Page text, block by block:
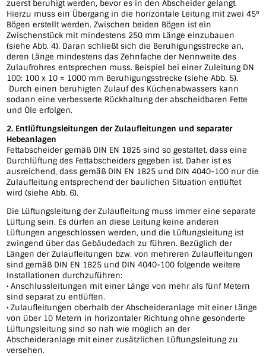
zuerst beruhigt werden, bevor es in den Abscheider gelangt.
Hierzu muss ein Übergang in die horizontale Leitung mit zwei 45°
Bögen erstellt werden. Zwischen beiden Bögen ist ein
Zwischenstück mit mindestens 250 mm Länge einzubauen
(siehe Abb. 4). Daran schließt sich die Beruhigungsstrecke an,
deren Länge mindestens das Zehnfache der Nennweite des
Zulaufrohres entsprechen muss. Beispiel bei einer Zuleitung DN
100: 100 x 10 = 1000 mm Beruhigungsstrecke (siehe Abb. 5).
Durch einen beruhigten Zulauf des Küchenabwassers kann
sodann eine verbesserte Rückhaltung der abscheidbaren Fette
und Öle erfolgen.
2. Entlüftungsleitungen der Zulaufleitungen und separater
Hebeanlagen
Fettabscheider gemäß DIN EN 1825 sind so gestaltet, dass eine
Durchlüftung des Fettabscheiders gegeben ist. Daher ist es
ausreichend, dass gemäß DIN EN 1825 und DIN 4040-100 nur die
Zulaufleitung entsprechend der baulichen Situation entlüftet
wird (siehe Abb. 6).
Die Lüftungsleitung der Zulaufleitung muss immer eine separate
Lüftung sein. Es dürfen an diese Leitung keine anderen
Lüftungen angeschlossen werden, und die Lüftungsleitung ist
zwingend über das Gebäudedach zu führen. Bezüglich der
Längen der Zulaufleitungen bzw. von mehreren Zulaufleitungen
sind gemäß DIN EN 1825 und DIN 4040-100 folgende weitere
Installationen durchzuführen:
• Anschlussleitungen mit einer Länge von mehr als fünf Metern
sind separat zu entlüften.
• Zulaufleitungen oberhalb der Abscheideranlage mit einer Länge
von über 10 Metern in horizontaler Richtung ohne gesonderte
Lüftungsleitung sind so nah wie möglich an der
Abscheideranlage mit einer zusätzlichen Lüftungsleitung zu
versehen.